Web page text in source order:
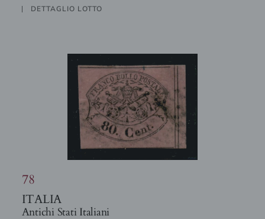
DETTAGLIO LOTTO
78
ITALIA
Antichi Stati Italiani